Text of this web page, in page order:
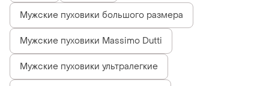
Мужские пуховики большого размера
Мужские пуховики Massimo Dutti
Мужские пуховики ультралегкие